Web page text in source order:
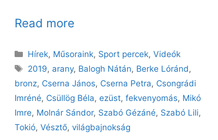
Read more
Kategória
Hírek, Műsoraink, Sport percek,Videók
Címkék
2019, arany, Balogh Nátán, Berke Lóránd,
bronz, Cserna János, Cserna Petra, Csongrádi
Imréné, Csüllög Béla, ezüst, fekvenyomás, Mikó
Imre, Molnár Sándor, Szabó Gézáné, Szabó Lili,
Tokió, Vésztő, világbajnokság